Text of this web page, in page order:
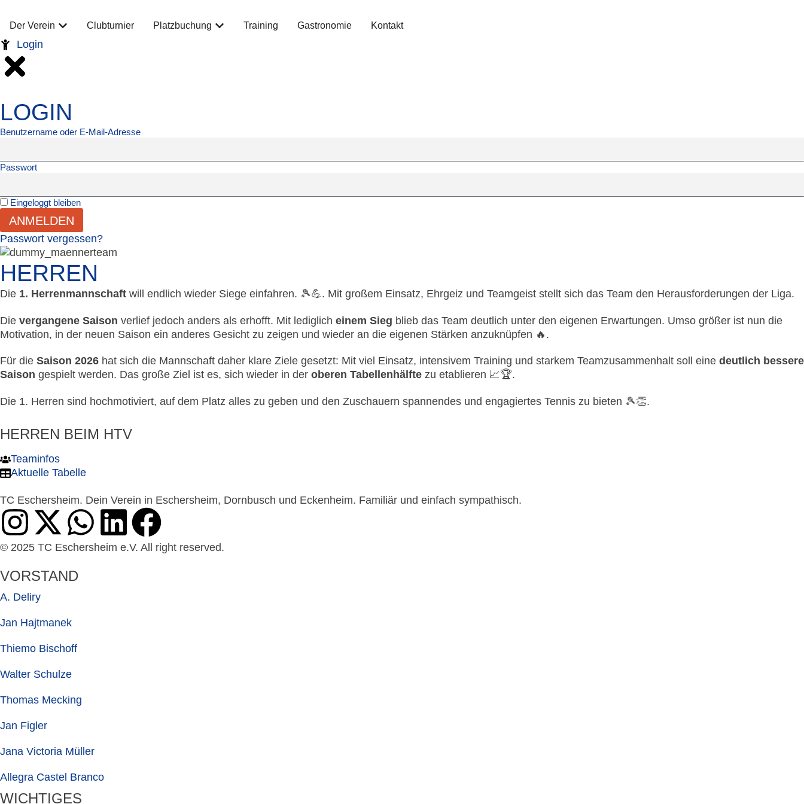
Der Verein Clubturnier Platzbuchung Training Gastronomie Kontakt
Login
LOGIN
Benutzername oder E-Mail-Adresse
Passwort
Eingeloggt bleiben
ANMELDEN
Passwort vergessen?
HERREN
Die 1. Herrenmannschaft will endlich wieder Siege einfahren. 🎾💪. Mit großem Einsatz, Ehrgeiz und Teamgeist stellt sich das Team den Herausforderungen der Liga.
Die vergangene Saison verlief jedoch anders als erhofft. Mit lediglich einem Sieg blieb das Team deutlich unter den eigenen Erwartungen. Umso größer ist nun die
Motivation, in der neuen Saison ein anderes Gesicht zu zeigen und wieder an die eigenen Stärken anzuknüpfen 🔥.
Für die Saison 2026 hat sich die Mannschaft daher klare Ziele gesetzt: Mit viel Einsatz, intensivem Training und starkem Teamzusammenhalt soll eine deutlich bessere
Saison gespielt werden. Das große Ziel ist es, sich wieder in der oberen Tabellenhälfte zu etablieren 📈🏆.
Die 1. Herren sind hochmotiviert, auf dem Platz alles zu geben und den Zuschauern spannendes und engagiertes Tennis zu bieten 🎾👏.
HERREN BEIM HTV
Teaminfos
Aktuelle Tabelle
TC Eschersheim. Dein Verein in Eschersheim, Dornbusch und Eckenheim. Familiär und einfach sympathisch.
© 2025 TC Eschersheim e.V. All right reserved.
VORSTAND
A. Deliry
Jan Hajtmanek
Thiemo Bischoff
Walter Schulze
Thomas Mecking
Jan Figler
Jana Victoria Müller
Allegra Castel Branco
WICHTIGES